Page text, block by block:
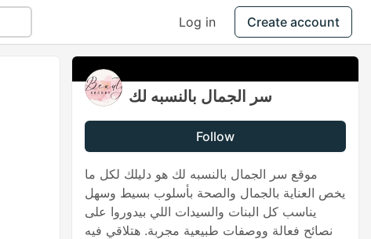
Log in Create account
سر الجمال بالنسبه لك
Follow
موقع سر الجمال بالنسبه لك هو دليلك لكل ما
يخص العناية بالجمال والصحة بأسلوب بسيط وسهل
يناسب كل البنات والسيدات اللي بيدوروا على
نصائح فعالة ووصفات طبيعية مجربة. هتلاقي فيه